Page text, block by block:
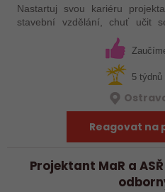
Nastartuj svou kariéru
stavební vzdělání, chuť učit
zkušenosti v
Nabídneme ti podporu
5 týdnů
Reagovat na
Projektant MaR a